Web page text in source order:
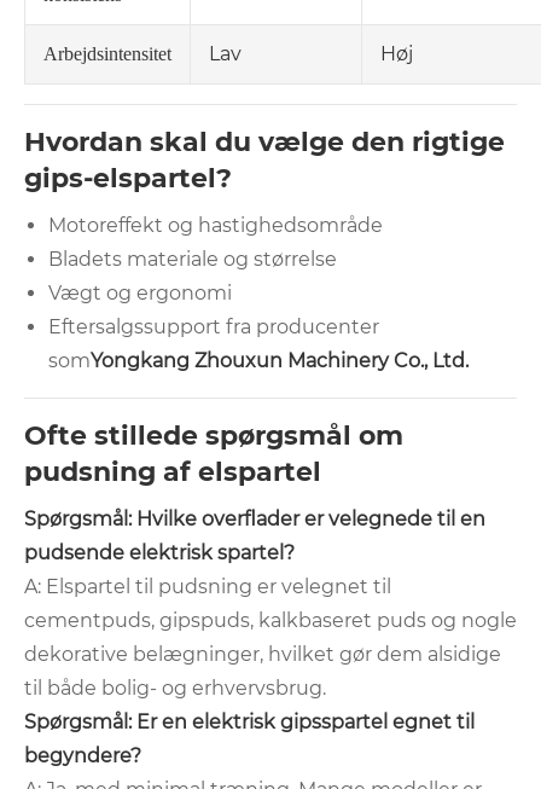
Arbejdsintensitet Lav Høj
Hvordan skal du vælge den rigtige
gips-elspartel?
Motoreffekt og hastighedsområde
Bladets materiale og størrelse
Vægt og ergonomi
Eftersalgssupport fra producenter
somYongkang Zhouxun Machinery Co., Ltd.
Ofte stillede spørgsmål om
pudsning af elspartel
Spørgsmål: Hvilke overflader er velegnede til en
pudsende elektrisk spartel?
A: Elspartel til pudsning er velegnet til
cementpuds, gipspuds, kalkbaseret puds og nogle
dekorative belægninger, hvilket gør dem alsidige
til både bolig- og erhvervsbrug.
Spørgsmål: Er en elektrisk gipsspartel egnet til
begyndere?